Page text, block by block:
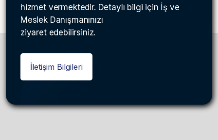
hizmet vermektedir. Detaylı bilgi için İş ve
Meslek Danışmanınızı
ziyaret edebilirsiniz.
İletişim Bilgileri